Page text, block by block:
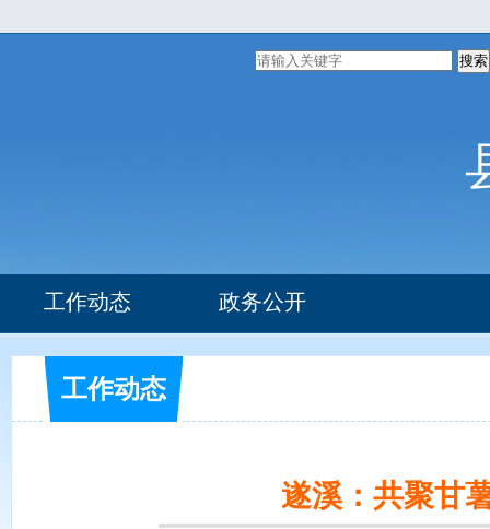
搜索
工作动态 政务公开
组织机构 部门文件
工作动态
遂溪：共聚甘